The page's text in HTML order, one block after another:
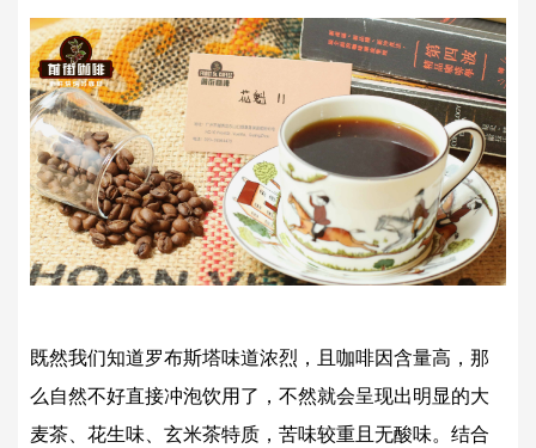
既然我们知道罗布斯塔味道浓烈，且咖啡因含量高，那
么自然不好直接冲泡饮用了，不然就会呈现出明显的大
麦茶、花生味、玄米茶特质，苦味较重且无酸味。结合